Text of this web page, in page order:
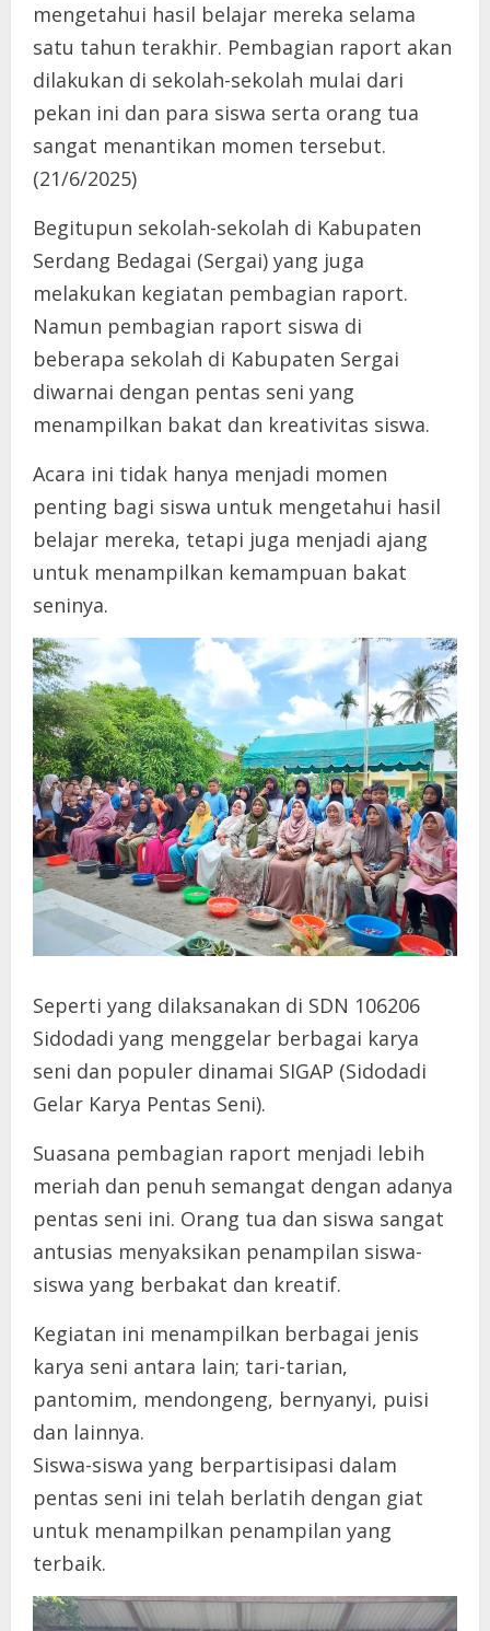
mengetahui hasil belajar mereka selama
satu tahun terakhir. Pembagian raport akan
dilakukan di sekolah-sekolah mulai dari
pekan ini dan para siswa serta orang tua
sangat menantikan momen tersebut.
(21/6/2025)
Begitupun sekolah-sekolah di Kabupaten
Serdang Bedagai (Sergai) yang juga
melakukan kegiatan pembagian raport.
Namun pembagian raport siswa di
beberapa sekolah di Kabupaten Sergai
diwarnai dengan pentas seni yang
menampilkan bakat dan kreativitas siswa.
Acara ini tidak hanya menjadi momen
penting bagi siswa untuk mengetahui hasil
belajar mereka, tetapi juga menjadi ajang
untuk menampilkan kemampuan bakat
seninya.
Seperti yang dilaksanakan di SDN 106206
Sidodadi yang menggelar berbagai karya
seni dan populer dinamai SIGAP (Sidodadi
Gelar Karya Pentas Seni).
Suasana pembagian raport menjadi lebih
meriah dan penuh semangat dengan adanya
pentas seni ini. Orang tua dan siswa sangat
antusias menyaksikan penampilan siswa-
siswa yang berbakat dan kreatif.
Kegiatan ini menampilkan berbagai jenis
karya seni antara lain; tari-tarian,
pantomim, mendongeng, bernyanyi, puisi
dan lainnya.
Siswa-siswa yang berpartisipasi dalam
pentas seni ini telah berlatih dengan giat
untuk menampilkan penampilan yang
terbaik.